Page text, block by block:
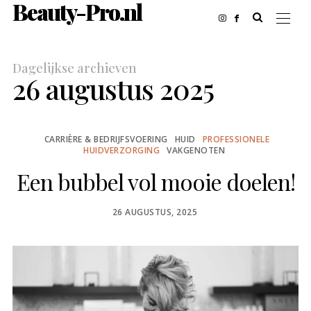
Beauty-Pro.nl
Dagelijkse archieven
26 augustus 2025
CARRIÈRE & BEDRIJFSVOERING HUID
PROFESSIONELE
HUIDVERZORGING
VAKGENOTEN
Een bubbel vol mooie doelen!
POSTED
26 AUGUSTUS, 2025